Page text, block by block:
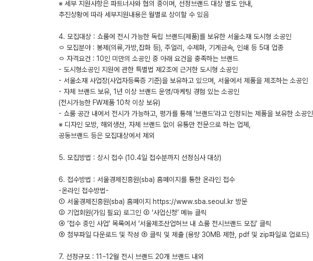
※ 세부 지원사항은 파트너사와 협의 중이며, 선정브랜드 대상 별도 안내,
추진상황에 따라 세부지원내용은 월별로 상이할 수 있음
4. 모집대상 : 쇼룸에 전시 가능한 독립 브랜드(제품)를 보유한 서울소재 도시형 소공인
ㅇ 모집분야 : 봉제(의류,가방,잡화 등), 주얼리, 수제화, 기계금속, 인쇄 등 5대 업종
ㅇ 자격요건 : 10인 미만의 소공인 중 아래 요건을 충족하는 브랜드
- 도시형소공인 지원에 관한 특별법 제2조에 근거한 도시형 소공인
- 서울소재 사업장(사업자등록증 기준)을 보유하고 있으며, 서울에서 제품을 제조하는 소공인
- 자체 브랜드 보유, 1년 이상 브랜드 운영/마케팅 경험 있는 소공인
(전시가능한 FW제품 10착 이상 보유)
- 쇼룸 공간 내에서 전시가 가능하고, 평가를 통해 ‘브랜드’라고 인정되는 제품을 보유한 소공인
※ 디자인 모방, 해외생산, 자체 브랜드 없이 유통만 전문으로 하는 업체,
공동브랜드 등은 모집대상에서 제외
5. 모집방법 : 상시 접수 (10.4일 접수분까지 선정심사 대상)
6. 접수방법 : 서울경제진흥원(sba) 홈페이지를 통한 온라인 접수
-온라인 접수방법-
① 서울경제진흥원(sba) 홈페이지 https://www.sba.seoul.kr 방문
② 기업회원(가입 필요) 로그인 ③ ‘사업신청’ 메뉴 클릭
④ ‘접수 중인 사업’ 목록에서 ‘서울제조산업허브 내 쇼룸 전시브랜드 모집’ 클릭
⑤ 첨부파일 다운로드 및 작성 ⑤ 클릭 및 제출 (용량 30MB 제한, pdf 및 zip파일로 업로드)
7. 선정규모 : 11~12월 전시 브랜드 20개 브랜드 내외